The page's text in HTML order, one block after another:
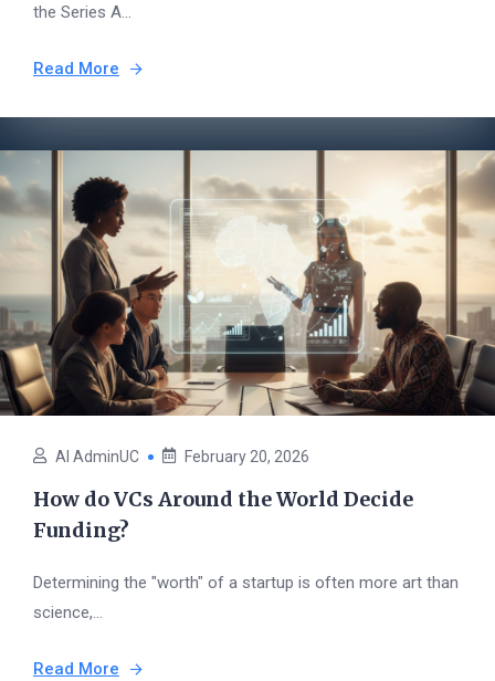
the Series A...
Read More
AI AdminUC February 20, 2026
How do VCs Around the World Decide
Funding?
Determining the "worth" of a startup is often more art than
science,...
Read More